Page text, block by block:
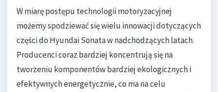
W miarę postępu technologii motoryzacyjnej
możemy spodziewać się wielu innowacji dotyczących
części do Hyundai Sonata w nadchodzących latach.
Producenci coraz bardziej koncentrują się na
tworzeniu komponentów bardziej ekologicznych i
efektywnych energetycznie, co ma na celu